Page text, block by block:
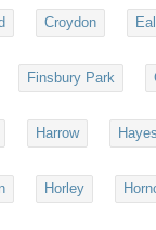
Croydon
Finsbury Park
Harrow Hayes
Horley